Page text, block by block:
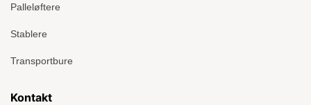
Palleløftere
Stablere
Transportbure
Kontakt